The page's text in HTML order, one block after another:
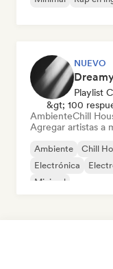
NUEVO
Playlist
&gt; 100
AmbienteChill
Agregar artistas a
Ambiente Chill
Electrónica
Minimal